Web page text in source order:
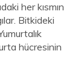
her kısmın
Bitkideki
hücresinin